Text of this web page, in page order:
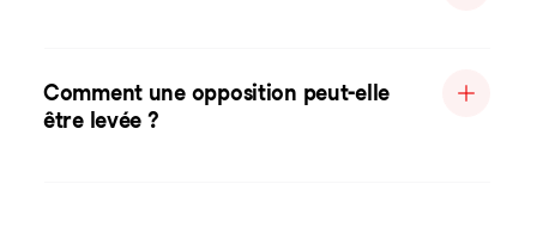
Comment une opposition peut-elle
être levée ?